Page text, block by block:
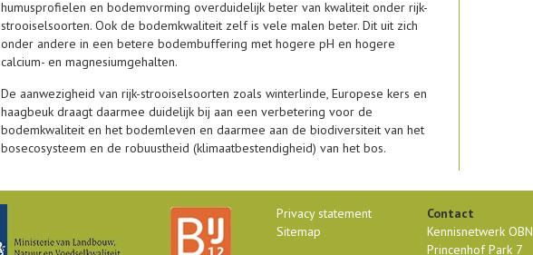
humusprofielen en bodemvorming overduidelijk beter van kwaliteit onder rijk-
strooiselsoorten. Ook de bodemkwaliteit zelf is vele malen beter. Dit uit zich
onder andere in een betere bodembuffering met hogere pH en hogere
calcium- en magnesiumgehalten.
De aanwezigheid van rijk-strooiselsoorten zoals winterlinde, Europese kers en
haagbeuk draagt daarmee duidelijk bij aan een verbetering voor de
bodemkwaliteit en het bodemleven en daarmee aan de biodiversiteit van het
bosecosysteem en de robuustheid (klimaatbestendigheid) van het bos.
Privacy statement
Sitemap
Contact
Kennisnetwerk OBN
Princenhof Park 7